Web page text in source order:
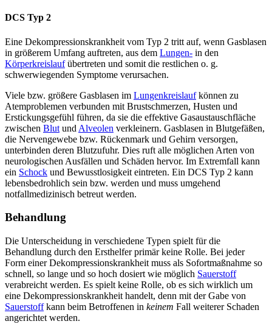
DCS Typ 2
Eine Dekompressionskrankheit vom Typ 2 tritt auf, wenn Gasblasen
in größerem Umfang auftreten, aus dem Lungen- in den
Körperkreislaufübertreten und somit die restlichen o. g.
schwerwiegenden Symptome verursachen.
Viele bzw. größere Gasblasen im Lungenkreislaufkönnen zu
Atemproblemen verbunden mit Brustschmerzen, Husten und
Erstickungsgefühl führen, da sie die effektive Gasaustauschfläche
zwischen Blut und Alveolen verkleinern. Gasblasen in Blutgefäßen,
die Nervengewebe bzw. Rückenmark und Gehirn versorgen,
unterbinden deren Blutzufuhr. Dies ruft alle möglichen Arten von
neurologischen Ausfällen und Schäden hervor. Im Extremfall kann
ein Schock und Bewusstlosigkeit eintreten. Ein DCS Typ 2 kann
lebensbedrohlich sein bzw. werden und muss umgehend
notfallmedizinisch betreut werden.
Behandlung
Die Unterscheidung in verschiedene Typen spielt für die
Behandlung durch den Ersthelfer primär keine Rolle. Bei jeder
Form einer Dekompressionskrankheit muss als Sofortmaßnahme so
schnell, so lange und so hoch dosiert wie möglich Sauerstoff
verabreicht werden. Es spielt keine Rolle, ob es sich wirklich um
eine Dekompressionskrankheit handelt, denn mit der Gabe von
Sauerstoffkann beim Betroffenen in keinem Fall weiterer Schaden
angerichtet werden.